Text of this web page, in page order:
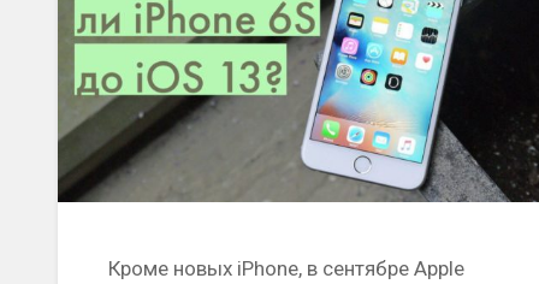
Кроме новых iPhone, в сентябре Apple